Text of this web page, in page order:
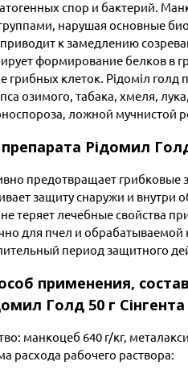
спор и бактерий.
нарушая основные
к замедлению
формирование белков в
грибных клеток. Рiдоміл
озимого, табака, хмеля,
ложной мучнистой
Рідомил
предотвращает грибковые
защиту снаружи и внутри
теряет лечебные свойства
для пчел и обрабатываемой
период защитного
применения,
Голд 50 г Сінгента
манкоцеб 640 г/кг,
расхода рабочего раствора: